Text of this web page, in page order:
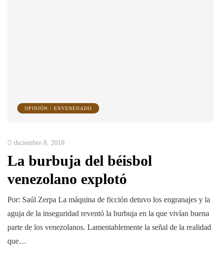
OPINIÓN / ENVENENADO
diciembre 8, 2018
La burbuja del béisbol
venezolano explotó
Por: Saúl Zerpa La máquina de ficción detuvo los engranajes y la
aguja de la inseguridad reventó la burbuja en la que vivían buena
parte de los venezolanos. Lamentablemente la señal de la realidad
que…